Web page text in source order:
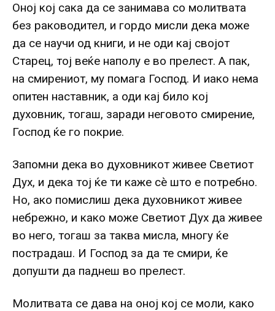
Оној кој сака да се занимава со молитвата
без раководител, и гордо мисли дека може
да се научи од книги, и не оди кај својот
Старец, тој веќе наполу е во прелест. А пак,
на смирениот, му помага Господ. И иако нема
опитен наставник, а оди кај било кој
духовник, тогаш, заради неговото смирение,
Господ ќе го покрие.
Запомни дека во духовникот живее Светиот
Дух, и дека тој ќе ти каже сè што е потребно.
Но, ако помислиш дека духовникот живее
небрежно, и како може Светиот Дух да живее
во него, тогаш за таква мисла, многу ќе
пострадаш. И Господ за да те смири, ќе
допушти да паднеш во прелест.
Молитвата се дава на оној кој се моли, како